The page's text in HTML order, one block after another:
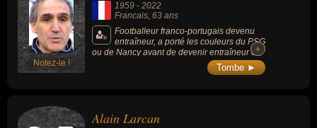
Notez-le !
1959 - 2022
Francais, 63 ans
Footballeur franco-portugais devenu
entraîneur, a porté les couleurs du PSG
ou de Nancy avant de devenir entraîneur en
+
+
Tombe ►
Alain Larcan